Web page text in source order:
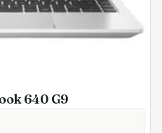
640 G9